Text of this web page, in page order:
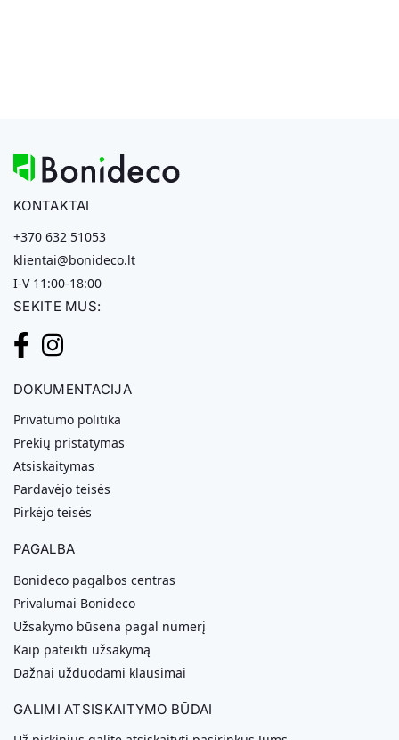
KONTAKTAI
+370 632 51053
klientai@bonideco.lt
I-V 11:00-18:00
SEKITE MUS:
DOKUMENTACIJA
Privatumo politika
Prekių pristatymas
Atsiskaitymas
Pardavėjo teisės
Pirkėjo teisės
PAGALBA
Bonideco pagalbos centras
Privalumai Bonideco
Užsakymo būsena pagal numerį
Kaip pateikti užsakymą
Dažnai užduodami klausimai
GALIMI ATSISKAITYMO BŪDAI